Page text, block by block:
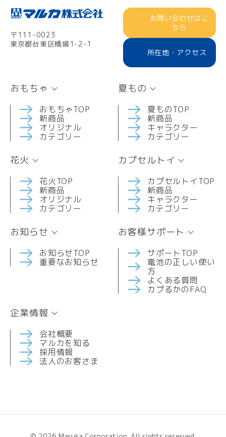
〒111-0023
東京都台東区橋場1-2-1
おもちゃ
おもちゃTOP
新商品
オリジナル
カテゴリー
夏もの
夏ものTOP
新商品
キャラクター
カテゴリー
花火
花火TOP
新商品
オリジナル
カテゴリー
カプセルトイ
カプセルトイTOP
新商品
キャラクター
カテゴリー
お知らせ
お知らせTOP
重要なお知らせ
お客様サポート
サポートTOP
電池の正しい使い
方
よくある質問
カプるかのFAQ
企業情報
会社概要
マルカを知る
採用情報
法人のお客さま
お問い合わせはこ
ちら
所在地・アクセス